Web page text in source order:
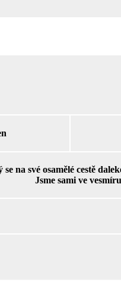
na své osamělé cestě
Jsme sami ve